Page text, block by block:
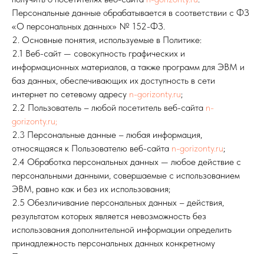
Персональные данные обрабатывается в соответствии с ФЗ
«О персональных данных» № 152-ФЗ.
2. Основные понятия, используемые в Политике:
2.1 Веб-сайт — совокупность графических и
информационных материалов, а также программ для ЭВМ и
баз данных, обеспечивающих их доступность в сети
интернет по сетевому адресу n-gorizonty.ru;
2.2 Пользователь – любой посетитель веб-сайта n-
gorizonty.ru;
2.3 Персональные данные – любая информация,
относящаяся к Пользователю веб-сайта n-gorizonty.ru;
2.4 Обработка персональных данных — любое действие с
персональными данными, совершаемые с использованием
ЭВМ, равно как и без их использования;
2.5 Обезличивание персональных данных – действия,
результатом которых является невозможность без
использования дополнительной информации определить
принадлежность персональных данных конкретному